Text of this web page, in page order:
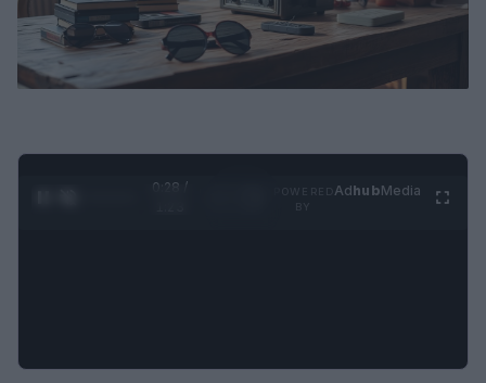
0:29 /
AdhubMedia